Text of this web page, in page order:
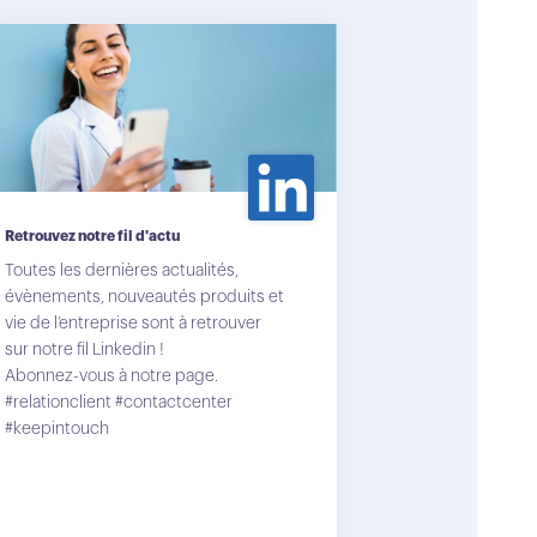
Retrouvez notre fil d'actu
Toutes les dernières actualités,
évènements, nouveautés produits et
vie de l’entreprise sont à retrouver
sur notre fil Linkedin !
Abonnez-vous à notre page.
#relationclient #contactcenter
#keepintouch